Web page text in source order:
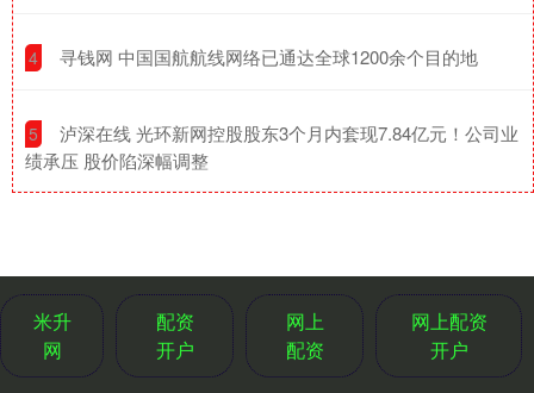
4 ​寻钱网 中国国航航线网络已通达全球1200余个目的地
5
​泸深在线 光环新网控股股东3个月内套现7.84亿元！公司业
绩承压 股价陷深幅调整
米升
网
配资
开户
网上
配资
网上配资
开户